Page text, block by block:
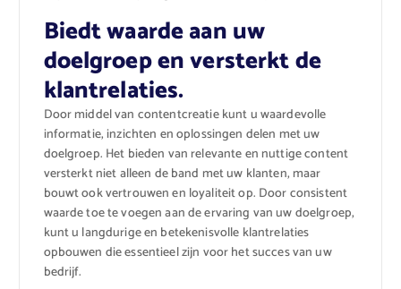
Biedt waarde aan uw
doelgroep en versterkt de
klantrelaties.
Door middel van contentcreatie kunt u waardevolle
informatie, inzichten en oplossingen delen met uw
doelgroep. Het bieden van relevante en nuttige content
versterkt niet alleen de band met uw klanten, maar
bouwt ook vertrouwen en loyaliteit op. Door consistent
waarde toe te voegen aan de ervaring van uw doelgroep,
kunt u langdurige en betekenisvolle klantrelaties
opbouwen die essentieel zijn voor het succes van uw
bedrijf.